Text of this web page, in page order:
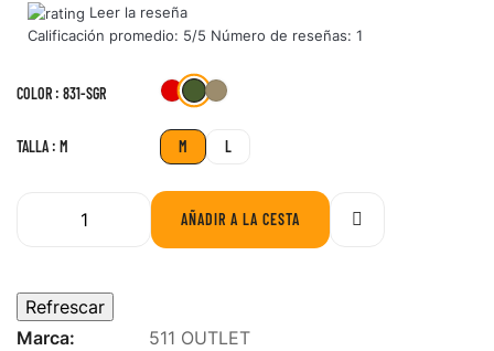
Leer la reseña
Calificación promedio: 5/5 Número de reseñas: 1
COLOR : 831-SGR
559-
SPT
831-963-
TALLA : M
M L
AÑADIR A LA CESTA
Marca: 511 OUTLET